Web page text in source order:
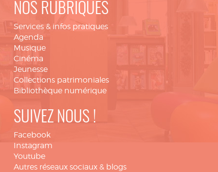
NOS RUBRIQUES
Services & infos pratiques
Agenda
Musique
Cinéma
Jeunesse
Collections patrimoniales
Bibliothèque numérique
SUIVEZ NOUS !
Facebook
Instagram
Youtube
Autres réseaux sociaux & blogs